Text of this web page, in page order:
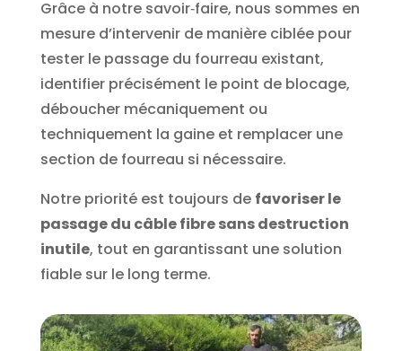
Grâce à notre savoir‑faire, nous sommes en
mesure d’intervenir de manière ciblée pour
tester le passage du fourreau existant,
identifier précisément le point de blocage,
déboucher mécaniquement ou
techniquement la gaine et remplacer une
section de fourreau si nécessaire.
Notre priorité est toujours de favoriser le
passage du câble fibre sans destruction
inutile, tout en garantissant une solution
fiable sur le long terme.